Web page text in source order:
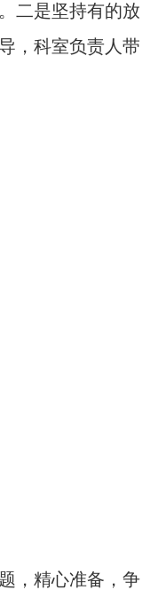
二是坚持有的放
，科室负责人带
，精心准备，争